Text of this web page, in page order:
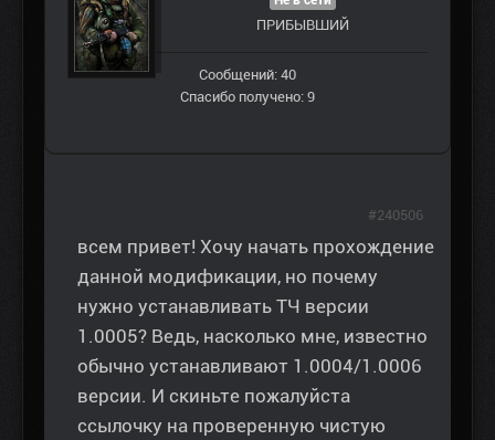
ПРИБЫВШИЙ
Сообщений: 40
Спасибо получено: 9
всем привет! Хочу начать прохождение
данной модификации, но почему
нужно устанавливать ТЧ версии
1.0005? Ведь, насколько мне, известно
обычно устанавливают 1.0004/1.0006
версии. И скиньте пожалуйста
ссылочку на проверенную чистую
#240506